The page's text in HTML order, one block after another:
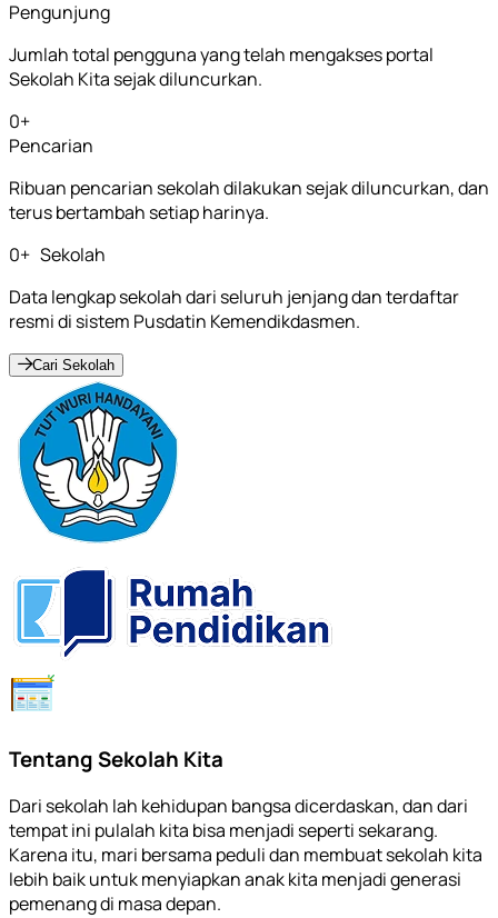
Pengunjung
Jumlah total pengguna yang telah mengakses portal
Sekolah Kita sejak diluncurkan.
0+
Pencarian
Ribuan pencarian sekolah dilakukan sejak diluncurkan, dan
terus bertambah setiap harinya.
0+ Sekolah
Data lengkap sekolah dari seluruh jenjang dan terdaftar
resmi di sistem Pusdatin Kemendikdasmen.
Cari Sekolah
Tentang Sekolah Kita
Dari sekolah lah kehidupan bangsa dicerdaskan, dan dari
tempat ini pulalah kita bisa menjadi seperti sekarang.
Karena itu, mari bersama peduli dan membuat sekolah kita
lebih baik untuk menyiapkan anak kita menjadi generasi
pemenang di masa depan.